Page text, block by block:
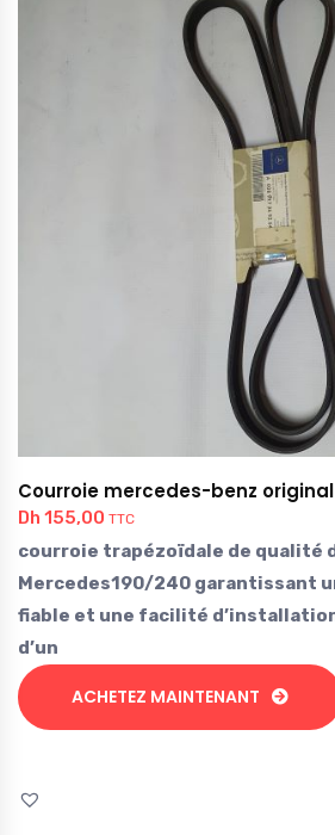
Courroie mercedes-benz original
Dh 155,00 TTC
courroie trapézoïdale de qualité
Mercedes190/240 garantissant
fiable et une facilité
d’un
ACHETEZ MAINTENANT